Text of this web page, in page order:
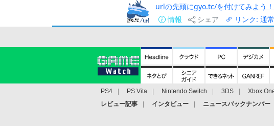
urlの先頭にgyo.tc/を付けてみよう！
情報
シェア リンク: 通常